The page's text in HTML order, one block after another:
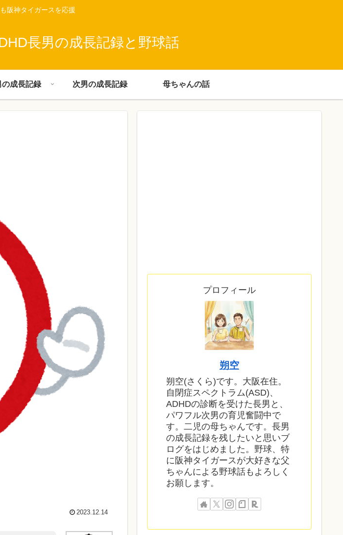
阪神タイガースを応援
長男の成長記録と野球話
の成長記録 次男の成長記録 母ちゃんの話
2023.12.14
プロフィール
朔空
朔空(さくら)です。大阪在住。
自閉症スペクトラム(ASD)、
ADHDの診断を受けた長男と、
パワフル次男の育児奮闘中で
す。二児の母ちゃんです。長男
の成長記録を残したいと思いブ
ログをはじめました。野球、特
に阪神タイガースが大好きな父
ちゃんによる野球話もよろしく
お願します。